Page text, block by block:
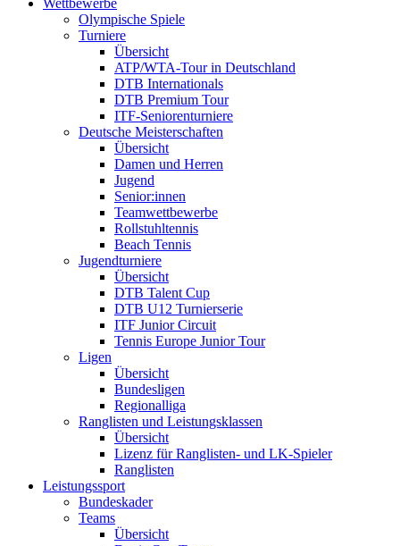
Wettbewerbe
Olympische Spiele
Turniere
Übersicht
ATP/WTA-Tour in Deutschland
DTB Internationals
DTB Premium Tour
ITF-Seniorenturniere
Deutsche Meisterschaften
Übersicht
Damen und Herren
Jugend
Senior:innen
Teamwettbewerbe
Rollstuhltennis
Beach Tennis
Jugendturniere
Übersicht
DTB Talent Cup
DTB U12 Turnierserie
ITF Junior Circuit
Tennis Europe Junior Tour
Ligen
Übersicht
Bundesligen
Regionalliga
Ranglisten und Leistungsklassen
Übersicht
Lizenz für Ranglisten- und LK-Spieler
Ranglisten
Leistungssport
Bundeskader
Teams
Übersicht